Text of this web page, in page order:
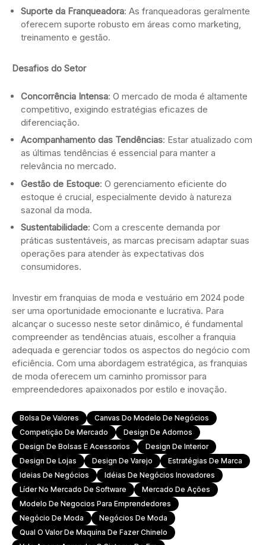
Suporte da Franqueadora: As franqueadoras geralmente
oferecem suporte robusto em áreas como marketing,
treinamento e gestão.
Desafios do Setor
Concorrência Intensa: O mercado de moda é altamente
competitivo, exigindo estratégias eficazes de
diferenciação.
Acompanhamento das Tendências: Estar atualizado com
as últimas tendências é essencial para manter a
relevância no mercado.
Gestão de Estoque: O gerenciamento eficiente do
estoque é crucial, especialmente devido à natureza
sazonal da moda.
Sustentabilidade: Com a crescente demanda por
práticas sustentáveis, as marcas precisam adaptar suas
operações para atender às expectativas dos
consumidores.
Investir em franquias de moda e vestuário em 2024 pode
ser uma oportunidade emocionante e lucrativa. Para
alcançar o sucesso neste setor dinâmico, é fundamental
compreender as tendências atuais, escolher a franquia
adequada e gerenciar todos os aspectos do negócio com
eficiência. Com uma abordagem estratégica, as franquias
de moda oferecem um caminho promissor para
empreendedores apaixonados por estilo e inovação.
Bolsa De Valores
Canvas Do Modelo De Negócios
Competição De Mercado
Design De Adornos
Design De Bolsas E Acessorios
Design De Interior
Design De Lojas
Design De Varejo
Estratégias De Marca
Ideias De Negócios
Idéias De Negócios Inovadores
Líder No Mercado De Software
Mercado De Ações
Modelo De Negocios Para Emprendedores
Negócio De Moda
Negócios De Moda
Qual O Valor De Maquina De Fazer Chinelo